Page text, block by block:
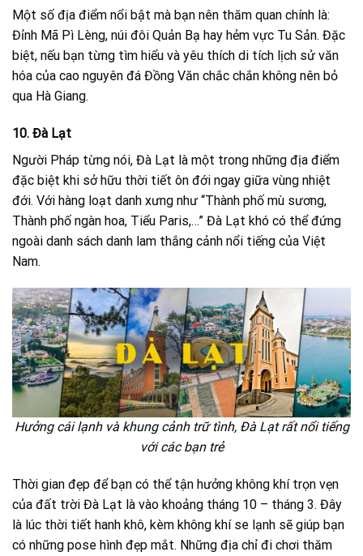
Một số địa điểm nổi bật mà bạn nên thăm quan chính là:
Đỉnh Mã Pì Lèng, núi đôi Quản Bạ hay hẻm vực Tu Sản. Đặc
biệt, nếu bạn từng tìm hiểu và yêu thích di tích lịch sử văn
hóa của cao nguyên đá Đồng Văn chắc chắn không nên bỏ
qua Hà Giang.
10. Đà Lạt
Người Pháp từng nói, Đà Lạt là một trong những địa điểm
đặc biệt khi sở hữu thời tiết ôn đới ngay giữa vùng nhiệt
đới. Với hàng loạt danh xưng như “Thành phố mù sương,
Thành phố ngàn hoa, Tiểu Paris,…” Đà Lạt khó có thể đứng
ngoài danh sách danh lam thắng cảnh nổi tiếng của Việt
Nam.
Hưởng cái lạnh và khung cảnh trữ tình, Đà Lạt rất nổi tiếng
với các bạn trẻ
Thời gian đẹp để bạn có thể tận hưởng không khí trọn vẹn
của đất trời Đà Lạt là vào khoảng tháng 10 – tháng 3. Đây
là lúc thời tiết hanh khô, kèm không khí se lạnh sẽ giúp bạn
có những pose hình đẹp mắt. Những địa chỉ đi chơi thăm